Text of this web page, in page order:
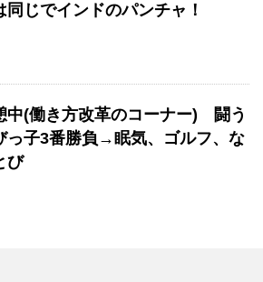
同じでインドのパンチャ！
中(働き方改革のコーナー) 闘う
っ子3番勝負→眠気、ゴルフ、な
び